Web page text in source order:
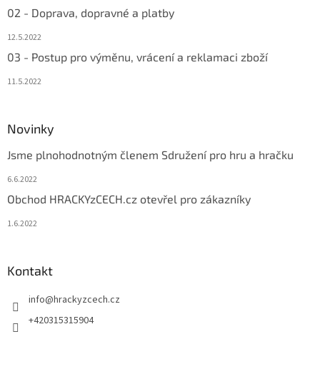
02 - Doprava, dopravné a platby
12.5.2022
03 - Postup pro výměnu, vrácení a reklamaci zboží
11.5.2022
Novinky
Jsme plnohodnotným členem Sdružení pro hru a hračku
6.6.2022
Obchod HRACKYzCECH.cz otevřel pro zákazníky
1.6.2022
Kontakt
info@hrackyzcech.cz
+420315315904